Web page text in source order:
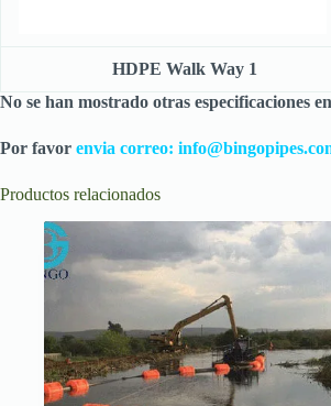
HDPE Walk Way 1
No se han mostrado otras especificaciones
Por favor envia correo:
Productos relacionados